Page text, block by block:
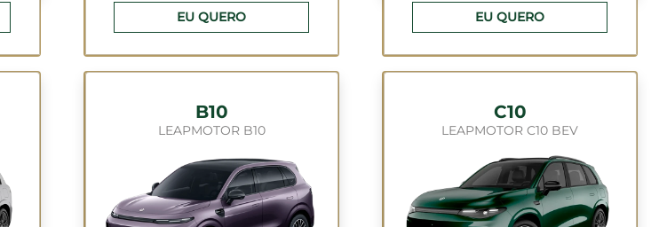
EU QUERO EU QUERO
B10
LEAPMOTOR B10
C10
LEAPMOTOR C10 BEV